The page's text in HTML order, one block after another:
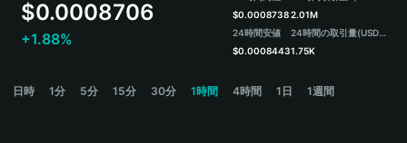
Español
Português (Brasil)
$0.0008706
+1.88%
$0.0008738
24時間安値
$0.0008443
2.01M
24時間の取引量(USDT)
1.75K
日時 1分 5分 15分 30分 1時間 4時間 1日 1週間